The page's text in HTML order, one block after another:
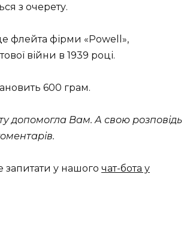
з очерету.
флейта фірми «Powell»,
війни в 1939 році.
600 грам.
допомогла Вам. А свою розповідь
у нашого чат-бота у